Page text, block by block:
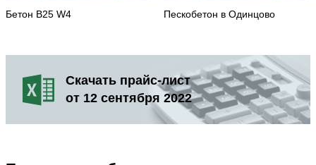
Бетон В25 W4 Пескобетон в Одинцово
Скачать прайс-лист
от 12 сентября 2022